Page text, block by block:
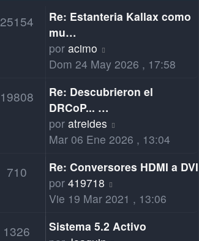
25154
Re: Estanteria Kallax como
mu…
por acimo
último
Dom 24 May 2026 , 17:58
19808
Re: Descubrieron el
DRCoP... …
por atreides
último
Mar 06 Ene 2026 , 13:04
710
Re: Conversores HDMI a DVI
por 419718
último
Vie 19 Mar 2021 , 13:06
1326
Sistema 5.2 Activo